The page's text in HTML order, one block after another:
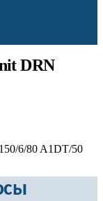
DRN
6/80 A1DT/50